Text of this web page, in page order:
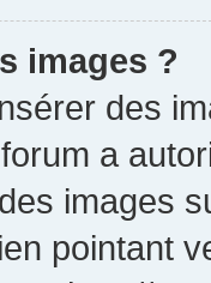
images ?
des
a
images
pointant